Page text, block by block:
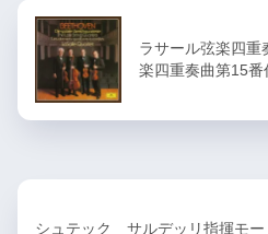
ラサール弦楽四
楽四重奏曲第15番
シュテック サルデッリ指揮モー